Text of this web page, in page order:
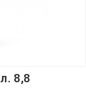
8,8